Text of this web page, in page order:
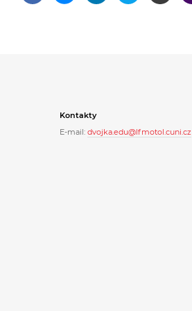
Kontakty
E-mail: dvojka.edu@lfmotol.cuni.cz